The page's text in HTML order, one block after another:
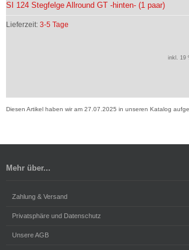
SI 124 Stegfelge Allround GT -hinten- (1 paar)
Lieferzeit: 3-5 Tage
inkl. 19
Diesen Artikel haben wir am 27.07.2025 in unseren Katalog
Mehr über...
Zahlung & Versand
Privatsphäre und Datenschutz
Unsere AGB